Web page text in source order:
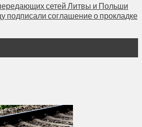
сетей Литвы и Польши
подписали соглашение о прокладке